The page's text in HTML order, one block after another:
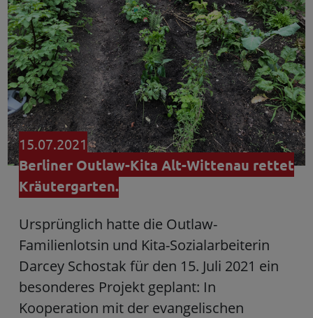
15.07.2021
Berliner Outlaw-Kita Alt-Wittenau rettet
Kräutergarten.
Ursprünglich hatte die Outlaw-
Familienlotsin und Kita-Sozialarbeiterin
Darcey Schostak für den 15. Juli 2021 ein
besonderes Projekt geplant: In
Kooperation mit der evangelischen